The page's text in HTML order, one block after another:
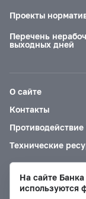
Проекты
Перечень
выходных дней
О сайте
Контакты
Технические
Версия для
На сайте
используются